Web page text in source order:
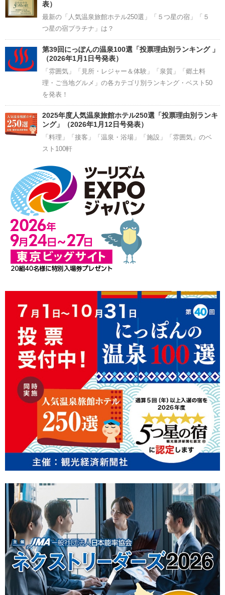
表）
最新の「人気温泉旅館ホテル250選」「５つ星の宿」「５
つ星の宿プラチナ」は？
第39回にっぽんの温泉100選「投票理由別ランキング 」
（2026年1月1日号発表）
「雰囲気」「見所・レジャー＆体験」「泉質」「郷土料
理・ご当地グルメ」の各カテゴリ別ランキング・ベスト50
を発表！
2025年度人気温泉旅館ホテル250選「投票理由別ランキ
ング」（2026年1月12日号発表）
「料理」「接客」「温泉・浴場」「施設」「雰囲気」のベ
スト100軒